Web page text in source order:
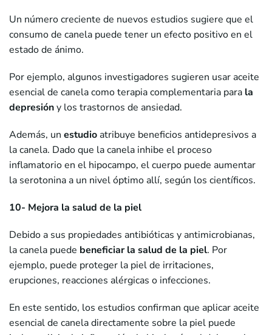
Un número creciente de nuevos estudios sugiere que el
consumo de canela puede tener un efecto positivo en el
estado de ánimo.
Por ejemplo, algunos investigadores sugieren usar aceite
esencial de canela como terapia complementaria para la
depresióny los trastornos de ansiedad.
Además, un estudio atribuye beneficios antidepresivos a
la canela. Dado que la canela inhibe el proceso
inflamatorio en el hipocampo, el cuerpo puede aumentar
la serotonina a un nivel óptimo allí, según los científicos.
10- Mejora la salud de la piel
Debido a sus propiedades antibióticas y antimicrobianas,
la canela puede beneficiar la salud de la piel. Por
ejemplo, puede proteger la piel de irritaciones,
erupciones, reacciones alérgicas o infecciones.
En este sentido, los estudios confirman que aplicar aceite
esencial de canela directamente sobre la piel puede